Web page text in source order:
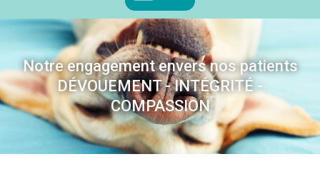
Notre engagement envers nos patients
DÉVOUEMENT - INTÉGRITÉ -
COMPASSION